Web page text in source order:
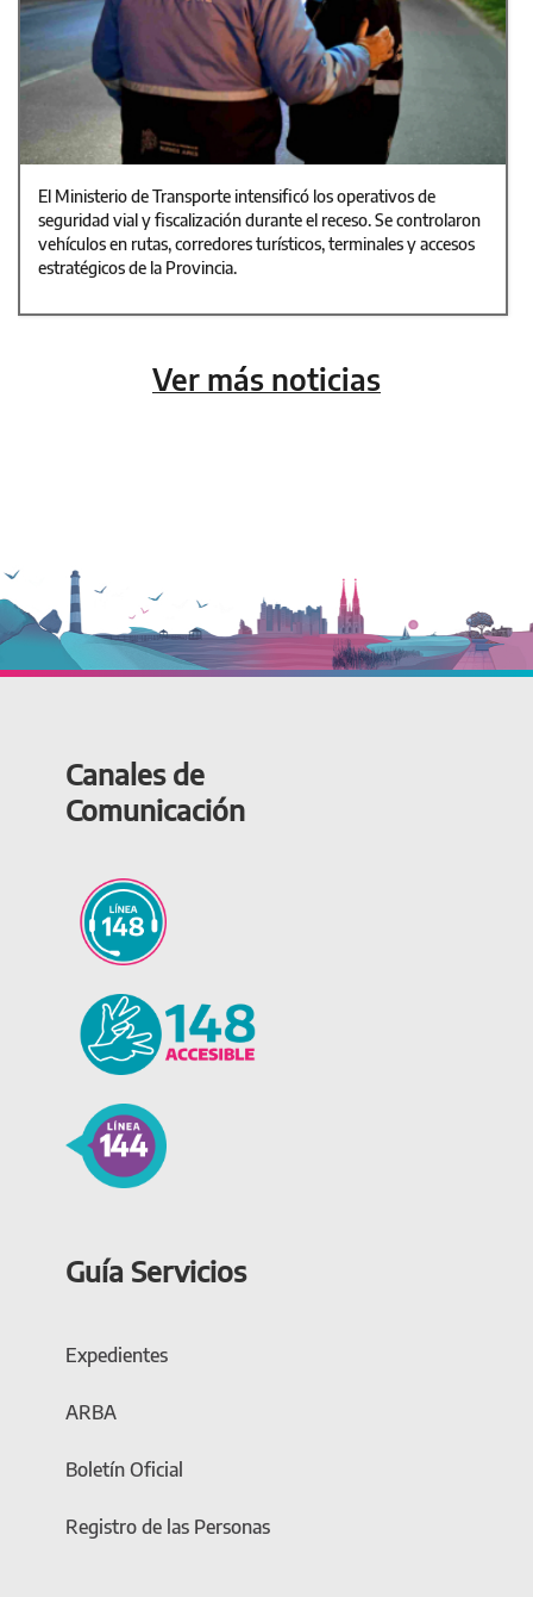
El Ministerio de Transporte intensificó los operativos de
seguridad vial y fiscalización durante el receso. Se controlaron
vehículos en rutas, corredores turísticos, terminales y accesos
estratégicos de la Provincia.
Ver más noticias
Canales de
Comunicación
Guía Servicios
Expedientes
ARBA
Boletín Oficial
Registro de las Personas